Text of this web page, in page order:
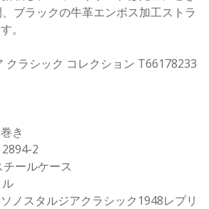
ブラックの牛革エンボス加工ストラ
。
クラシック コレクション T66178233
き
2
ールケース
ノスタルジアクラシック1948レプリ